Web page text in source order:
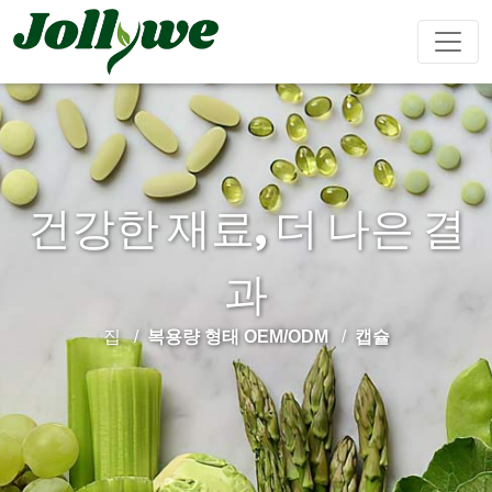
변비약 체중감량
뷰티다이어
트
면역강화 남성강화
심혈관질환
예방
성장 다이
어트
Ejiao 케이
크
캡슐 가루음료
액체음료 티백 젤리캔디
건강한 재료, 더 나은 결
과
집 복용량 형태 OEM/ODM 캡슐